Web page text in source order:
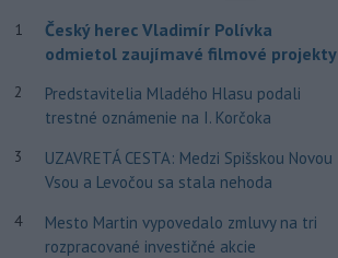
1
Český herec Vladimír Polívka
odmietol zaujímavé filmové projekty
2
Predstavitelia Mladého Hlasu podali
trestné oznámenie na I. Korčoka
3
UZAVRETÁ CESTA: Medzi Spišskou Novou
Vsou a Levočou sa stala nehoda
4
Mesto Martin vypovedalo zmluvy na tri
rozpracované investičné akcie